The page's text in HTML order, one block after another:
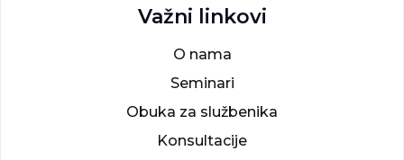
Važni linkovi
O nama
Seminari
Obuka za službenika
Konsultacije